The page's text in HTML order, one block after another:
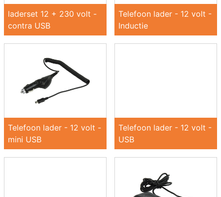
laderset 12 + 230 volt -
contra USB
Telefoon lader - 12 volt -
Inductie
Telefoon lader - 12 volt -
mini USB
Telefoon lader - 12 volt -
USB